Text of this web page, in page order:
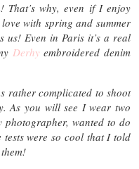
That’s why, even if I enjoy
with spring and summer
us! Even in Paris it’s a real
Derhy embroidered denim
rather complicated to shoot
As you will see I wear two
wanted to do
were so cool that I told